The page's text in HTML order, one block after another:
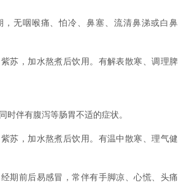
，无咽喉痛、怕冷、鼻塞、流清鼻涕或白鼻
苏，加水熬煮后饮用。有解表散寒、调理脾
时伴有腹泻等肠胃不适的症状。
苏，加水熬煮后饮用。有温中散寒、理气健
期前后易感冒，常伴有手脚凉、心慌、头痛